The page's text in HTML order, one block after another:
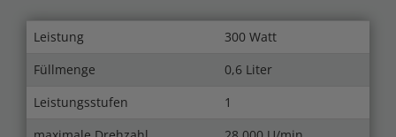
Leistung
300 Watt
Füllmenge
0,6 Liter
Leistungsstufen
1